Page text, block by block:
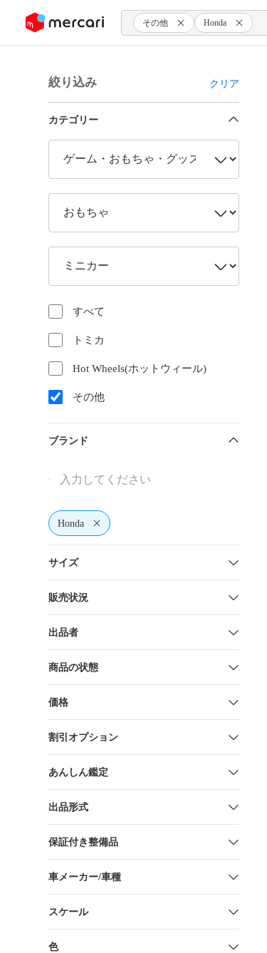
ツにスキップ その他 Honda
絞り込み クリア
カテゴリー
すべて
トミカ
Hot Wheels(ホットウィール)
その他
ブランド
Honda
サイズ
販売状況
出品者
商品の状態
価格
割引オプション
あんしん鑑定
出品形式
保証付き整備品
車メーカー/車種
スケール
色